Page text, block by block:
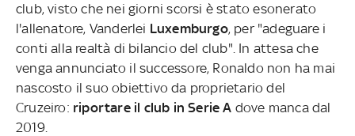
club, visto che nei giorni scorsi è stato esonerato
l'allenatore, Vanderlei Luxemburgo, per "adeguare i
conti alla realtà di bilancio del club". In attesa che
venga annunciato il successore, Ronaldo non ha mai
nascosto il suo obiettivo da proprietario del
Cruzeiro: riportare il club in Serie A dove manca dal
2019.